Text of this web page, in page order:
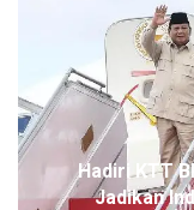
Hadiri KTT
Jadikan